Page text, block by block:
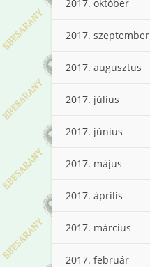
2017. október
2017. szeptember
2017. augusztus
2017. július
2017. június
2017. május
2017. április
2017. március
2017. február